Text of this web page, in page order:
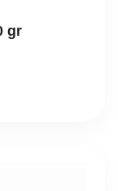
gr